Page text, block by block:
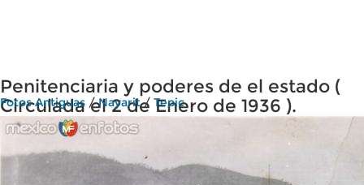
Penitenciaria y poderes de el estado (
Circulada el 2 de Enero de 1936 ).
Fotos Antiguas /Nayarit/ Tepic